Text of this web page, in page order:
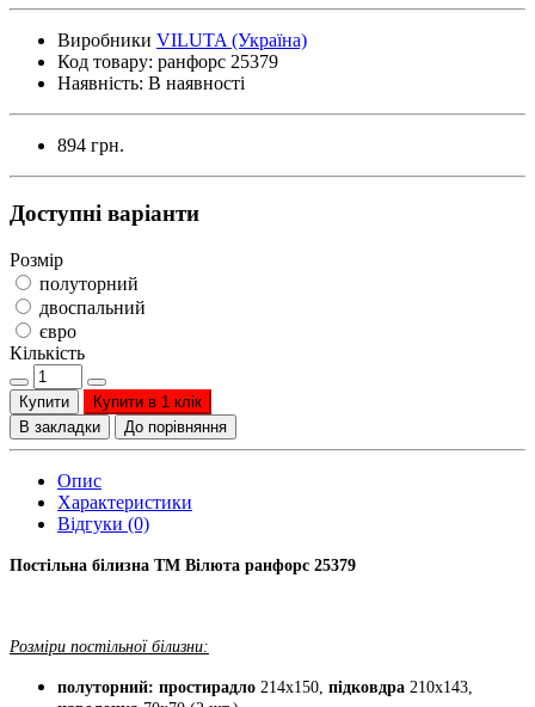
Виробники VILUTA (Україна)
Код товару: ранфорс 25379
Наявність: В наявності
894 грн.
Доступні варіанти
Розмір
полуторний
двоспальний
євро
Кількість
Купити
Купити в 1 клік
В закладки
До порівняння
Опис
Характеристики
Відгуки (0)
Постільна білизна ТМ Вілюта ранфорс 25379
Розміри постільної білизни:
полуторний: простирадло 214х150, підковдра 210х143,